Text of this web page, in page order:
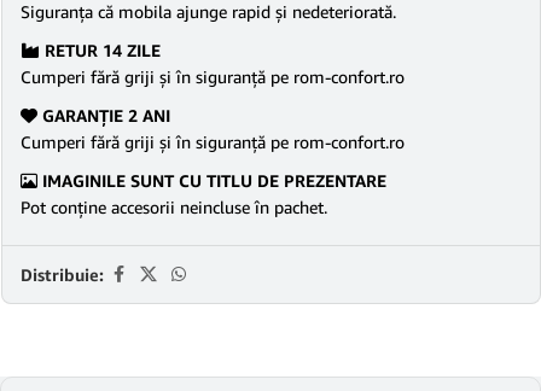
Siguranţa că mobila ajunge rapid şi nedeteriorată.
RETUR 14 ZILE
Cumperi fără griji şi în siguranţă pe rom-confort.ro
GARANŢIE 2 ANI
Cumperi fără griji şi în siguranţă pe rom-confort.ro
IMAGINILE SUNT CU TITLU DE PREZENTARE
Pot conține accesorii neincluse în pachet.
Distribuie: